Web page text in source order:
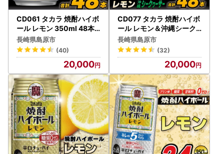
ください。経過しすぎると対応できません。
・カラーやサイズ、種類などを選択する返礼品について、ご
希望がある場合は必ず備考欄に記入いただきますようお願い
いたします。
・返礼品の送付は、島原市外にお住まいの方に限らせていた
だきます。
★個人情報について
島原市ふるさと納税事業の範囲内で各種委託業者に情報提供
します。
・ふるさと納税事務処理、申請書類の各種手続きのため
・お礼の品発送のため
・お問い合わせ回答、履歴管理、サービス向上のため
・ふるさと納税のカタログ、メールマガジン、資料の送付、
CD061 タカラ 焼酎ハイボ
ール レモン 350ml 48本 (
24本×2箱)
長崎県島原市
(40)
20,000
CD077 タカラ 焼酎ハイボ
ール レモン＆沖縄シーク
ワーサー 350ml 48本 (24
本×2箱)
長崎県島原市
(32)
20,000